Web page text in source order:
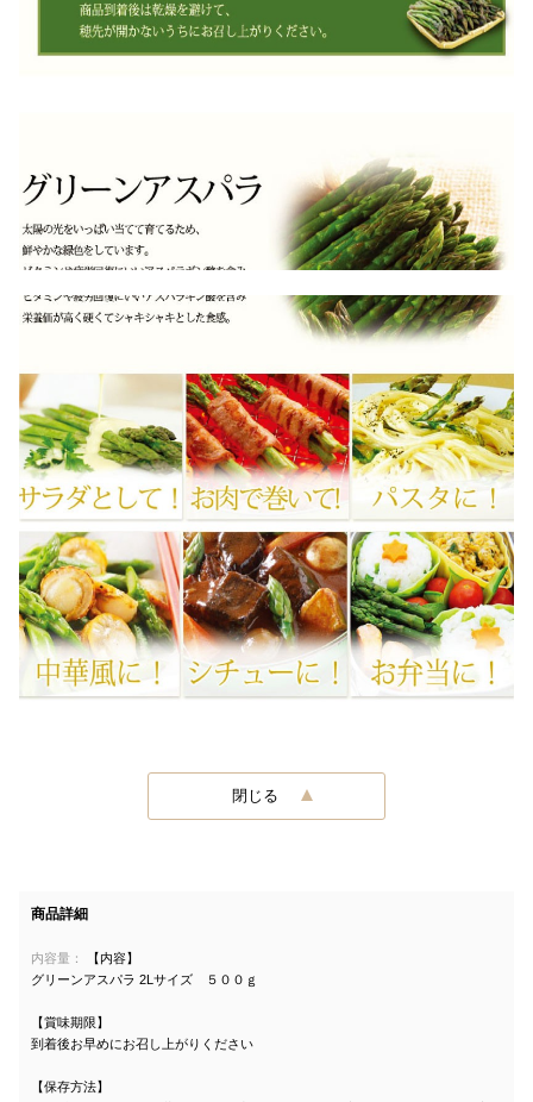
閉じる
商品詳細
内容量：
【内容】
グリーンアスパラ 2Lサイズ ５００ｇ
【賞味期限】
到着後お早めにお召し上がりください
【保存方法】